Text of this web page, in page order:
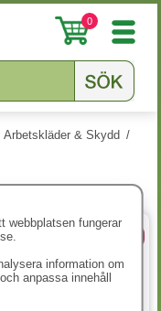
0
Arbetskläder & Skydd /
webbplatsen fungerar
information om
anpassa innehåll